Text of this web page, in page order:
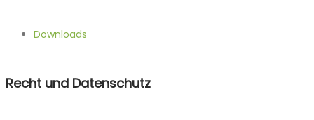
Downloads
Recht und Datenschutz